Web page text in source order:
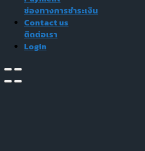
ช่องทางการชำระเงิน
Contact us
ติดต่อเรา
Login